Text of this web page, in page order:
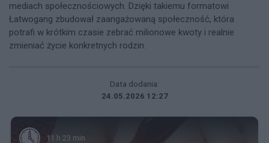
mediach społecznościowych. Dzięki takiemu formatowi
Łatwogang zbudował zaangażowaną społeczność, która
potrafi w krótkim czasie zebrać milionowe kwoty i realnie
zmieniać życie konkretnych rodzin.
Data dodania:
24.05.2026 12:27
11 h 23 min